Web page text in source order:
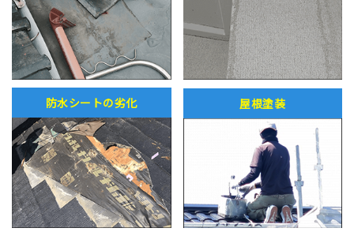
防水シートの劣化 屋根塗装